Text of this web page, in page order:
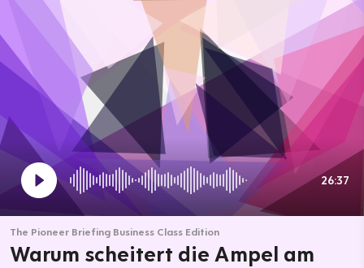
26:37
The Pioneer Briefing Business Class Edition
Warum scheitert die Ampel am